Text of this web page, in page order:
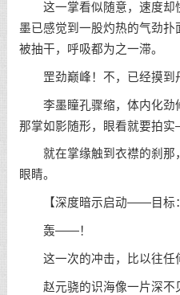
这一掌看似随意，速度却
墨已感觉到一股灼热的气劲扑
被抽干，呼吸都为之一滞。
罡劲巅峰！不，已经摸到
李墨瞳孔骤缩，体内化劲
那掌如影随形，眼看就要拍
就在掌缘触到衣襟的刹那
眼睛。
【深度暗示启动——目标：
轰——！
这一次的冲击，比以往任
赵元骁的识海像一片深不